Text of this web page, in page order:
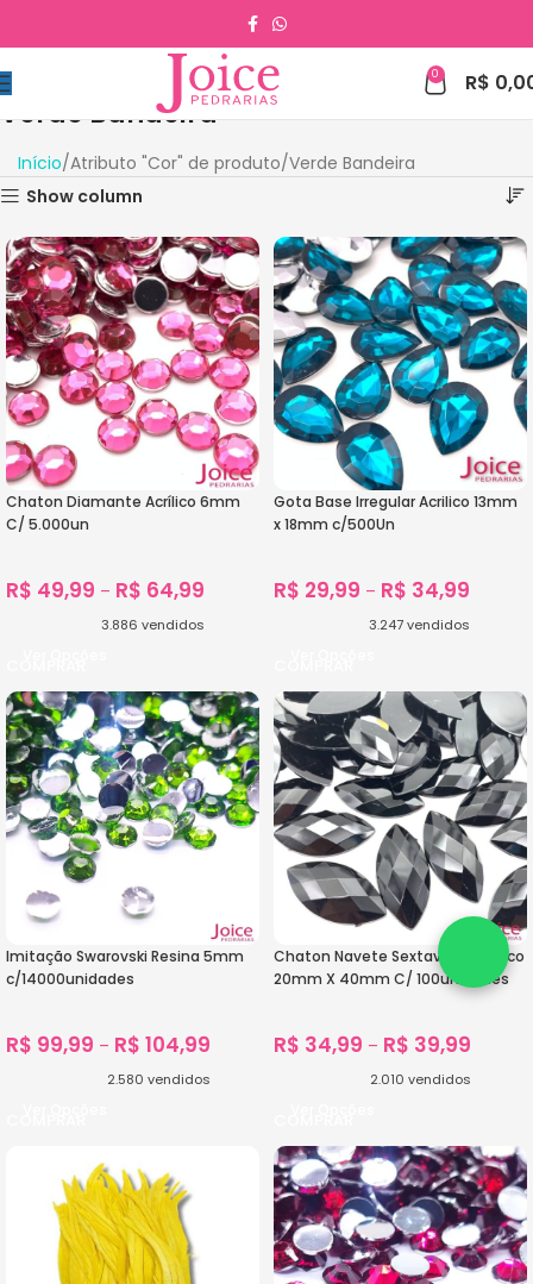
0 R$
Verde Bandeira
Início Atributo "Cor" de produto Verde Bandeira
Show column
Chaton Diamante Acrílico 6mm
C/ 5.000un
R$ 49,99 – R$ 64,99
3.886 vendidos
Gota Base Irregular Acrilico 13mm
x 18mm c/500Un
R$ 29,99 – R$ 34,99
3.247vendidos
Imitação Swarovski Resina 5mm
c/14000unidades
R$ 99,99 – R$ 104,99
2.580 vendidos
Chaton Navete Sextavado Acrilico
20mm X 40mm C/ 100unidades
R$ 34,99 – R$ 39,99
2.010 vendidos